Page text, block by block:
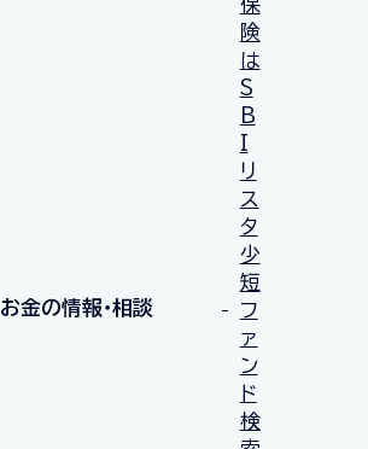
保
険
は
S
B
I
リ
ス
タ
少
短
お金の情報・相談
フ
ァ
ン
ド
検